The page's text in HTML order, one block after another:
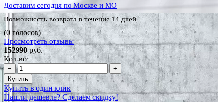
Доставим сегодня по Москве и МО
Возможность возврата в течение 14 дней
(0 голосов)
Просмотреть отзывы
152990руб.
Кол-во:
−
+
Купить
Купить в один клик
Нашли дешевле? Сделаем скидку!